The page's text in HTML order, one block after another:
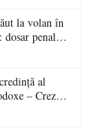
la volan în
dosar penal
al
al
– Crezul